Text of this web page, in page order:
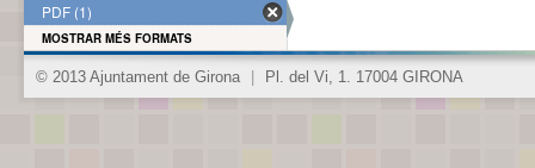
PDF (1)
MOSTRAR MÉS FORMATS
© 2013 Ajuntament de Girona Pl. del Vi, 1. 17004 GIRONA